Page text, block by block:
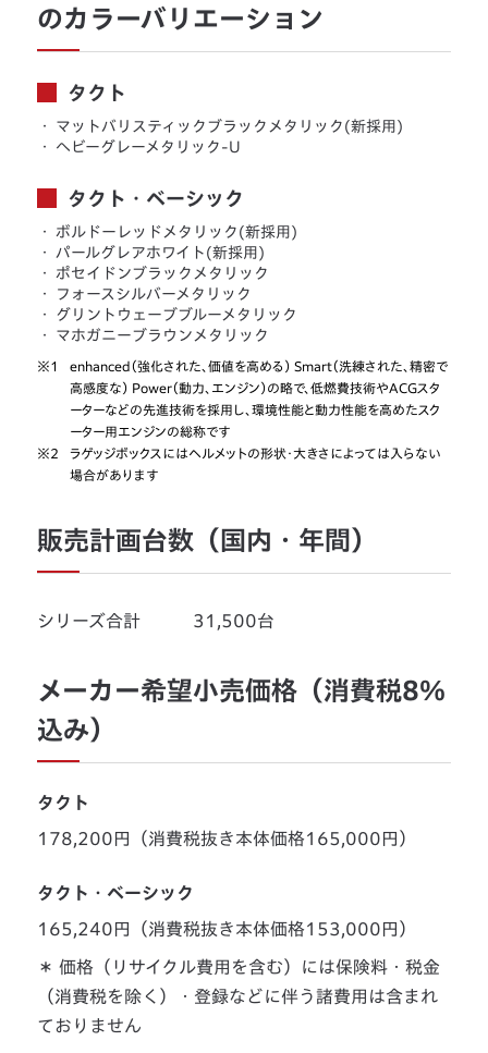
のカラーバリエーション
タクト
・
マットバリスティックブラックメタリック(新採用)
・
へビーグレーメタリック-U
タクト・ベーシック
・
ボルドーレッドメタリック(新採用)
・
パールグレアホワイト(新採用)
・
ポセイドンブラックメタリック
・
フォースシルバーメタリック
・
グリントウェーブブルーメタリック
・
マホガニーブラウンメタリック
※1
enhanced（強化された、価値を高める） Smart（洗練された、精密で
高感度な） Power（動力、エンジン）の略で、低燃費技術やACGスタ
ーターなどの先進技術を採用し、環境性能と動力性能を高めたスク
ーター用エンジンの総称です
※2
ラゲッジボックスにはヘルメットの形状・大きさによっては入らない
場合があります
販売計画台数（国内・年間）
シリーズ合計 31,500台
メーカー希望小売価格（消費税8％
込み）
タクト
178,200円（消費税抜き本体価格165,000円）
タクト・ベーシック
165,240円（消費税抜き本体価格153,000円）
＊ 価格（リサイクル費用を含む）には保険料・税金
（消費税を除く）・登録などに伴う諸費用は含まれ
ておりません